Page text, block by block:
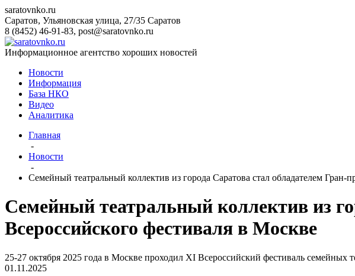
saratovnko.ru
Саратов, Ульяновская улица, 27/35 Саратов
8 (8452) 46-91-83, post@saratovnko.ru
Информационное агентство хороших новостей
Новости
Информация
База НКО
Видео
Аналитика
Главная
-
Новости
-
Семейный театральный коллектив из города Саратова стал обладателем Гран-
Семейный театральный коллектив из
Всероссийского фестиваля в Москве
25-27 октября 2025 года в Москве проходил XI Всероссийский фестиваль семейных
01.11.2025